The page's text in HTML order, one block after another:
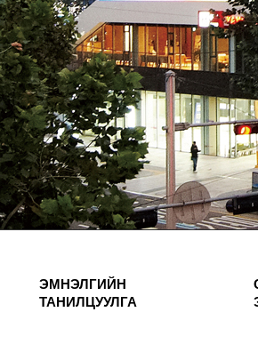
ЭМНЭЛГИЙН
ТАНИЛЦУУЛГА